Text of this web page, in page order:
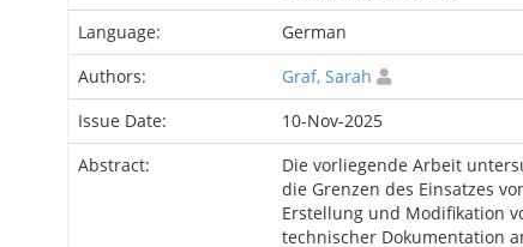
Language:
German
Authors:
Graf, Sarah
Issue Date:
10-Nov-2025
Abstract:
Die vorliegende Arbeit
die Grenzen des Einsatzes
Erstellung und Modifikation
technischer Dokumentation